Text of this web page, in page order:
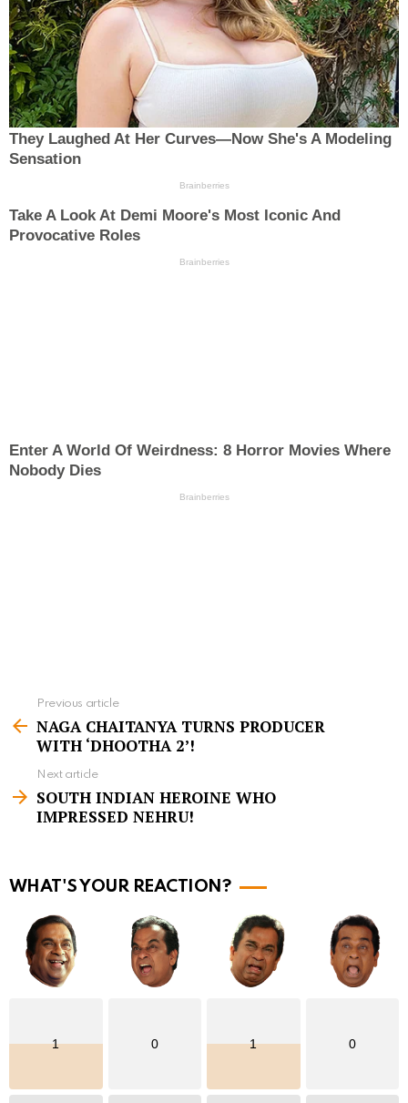
e
m
e
Previous article
NAGA CHAITANYA TURNS PRODUCER
WITH ‘DHOOTHA 2’!
Next article
SOUTH INDIAN HEROINE WHO
IMPRESSED NEHRU!
WHAT'S YOUR REACTION?
1 0 1 0